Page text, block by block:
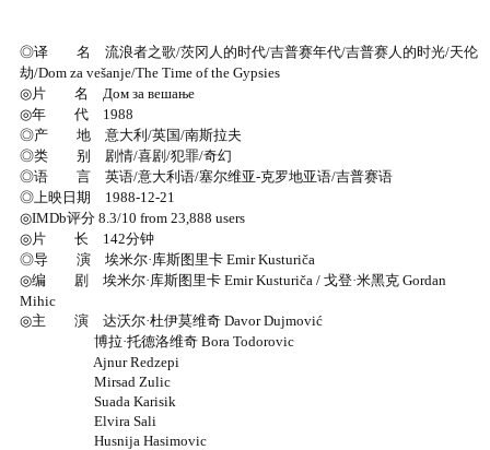
◎译 名 流浪者之歌/茨冈人的时代/吉普赛年代/吉普赛人的时光/天伦
劫/Dom za vešanje/The Time of the Gypsies
◎片 名 Дом за вешање
◎年 代 1988
◎产 地 意大利/英国/南斯拉夫
◎类 别 剧情/喜剧/犯罪/奇幻
◎语 言 英语/意大利语/塞尔维亚-克罗地亚语/吉普赛语
◎上映日期 1988-12-21
◎IMDb评分 8.3/10 from 23,888 users
◎片 长 142分钟
◎导 演 埃米尔·库斯图里卡 Emir Kusturiča
◎编 剧 埃米尔·库斯图里卡 Emir Kusturiča / 戈登·米黑克 Gordan
Mihic
◎主 演 达沃尔·杜伊莫维奇 Davor Dujmović
博拉·托德洛维奇 Bora Todorovic
Ajnur Redzepi
Mirsad Zulic
Suada Karisik
Elvira Sali
Husnija Hasimovic